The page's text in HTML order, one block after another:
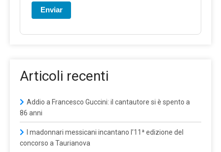
Enviar
Articoli recenti
Addio a Francesco Guccini: il cantautore si è spento a
86 anni
I madonnari messicani incantano l’11ª edizione del
concorso a Taurianova